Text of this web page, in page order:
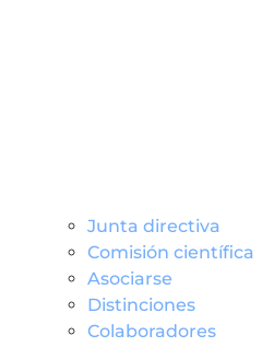
Junta directiva
Comisión científica
Asociarse
Distinciones
Colaboradores